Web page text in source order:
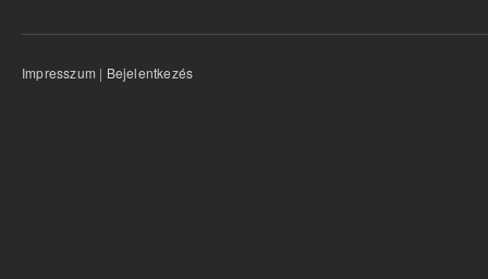
Impresszum | Bejelentkezés